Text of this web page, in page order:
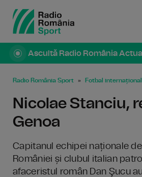
Ascultă Radio România
Radio România Sport Fotbal internațional
Nicolae Stanciu,
Genoa
Capitanul echipei naționale
României și clubul italian
afaceristul român Dan Şucu